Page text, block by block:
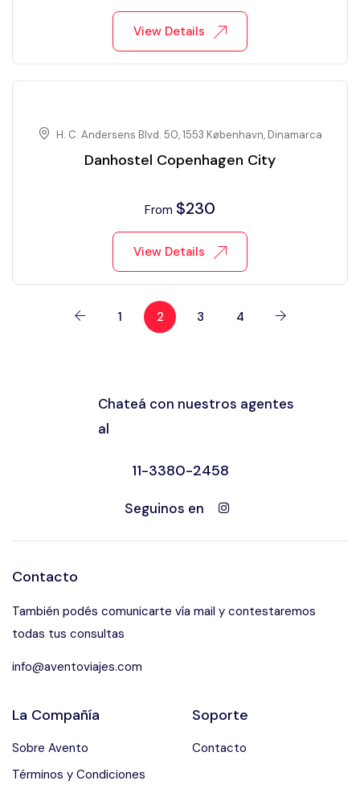
View Details
H. C. Andersens Blvd. 50, 1553 København, Dinamarca
Danhostel Copenhagen City
From $230
View Details
1 2 3 4
Chateá con nuestros agentes
al
11-3380-2458
Seguinos en
Contacto
También podés comunicarte vía mail y contestaremos
todas tus consultas
info@aventoviajes.com
La Compañía
Sobre Avento
Términos y Condiciones
Soporte
Contacto